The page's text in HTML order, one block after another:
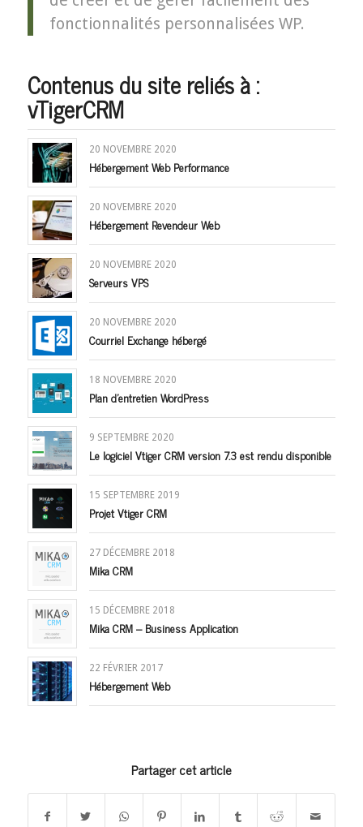
fonctionnalités personnalisées WP.
Contenus du site reliés à :
vTigerCRM
20 NOVEMBRE 2020
Hébergement Web Performance
20 NOVEMBRE 2020
Hébergement Revendeur Web
20 NOVEMBRE 2020
Serveurs VPS
20 NOVEMBRE 2020
Courriel Exchange hébergé
18 NOVEMBRE 2020
Plan d’entretien WordPress
9 SEPTEMBRE 2020
Le logiciel Vtiger CRM version 7.3 est rendu disponible
15 SEPTEMBRE 2019
Projet Vtiger CRM
27 DÉCEMBRE 2018
Mika CRM
15 DÉCEMBRE 2018
Mika CRM – Business Application
22 FÉVRIER 2017
Hébergement Web
Partager cet article